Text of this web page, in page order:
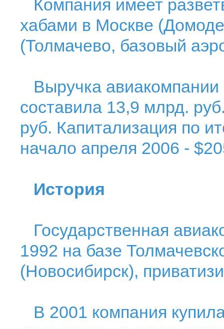
Компания имеет
хабами в Москве
(Толмачево, базовый
Выручка авиакомпании
составила 13,9 млрд.
руб. Капитализация по
начало апреля 2006 -
История
Государственная
1992 на базе
(Новосибирск),
В 2001 компания